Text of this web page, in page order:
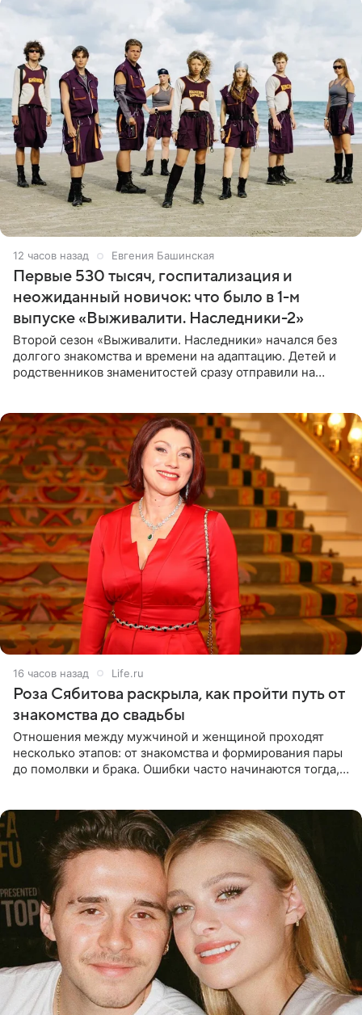
12 часов назад Евгения Башинская
Первые 530 тысяч, госпитализация и
неожиданный новичок: что было в 1-м
выпуске «Выживалити. Наследники-2»
Второй сезон «Выживалити. Наследники» начался без
долгого знакомства и времени на адаптацию. Детей и
родственников знаменитостей сразу отправили на
16 часов назад Life.ru
Роза Сябитова раскрыла, как пройти путь от
знакомства до свадьбы
Отношения между мужчиной и женщиной проходят
несколько этапов: от знакомства и формирования пары
до помолвки и брака. Ошибки часто начинаются тогда,